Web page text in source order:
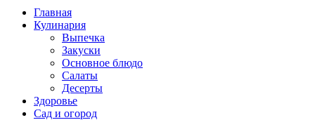
Главная
Кулинария
Выпечка
Закуски
Основное блюдо
Салаты
Десерты
Здоровье
Сад и огород